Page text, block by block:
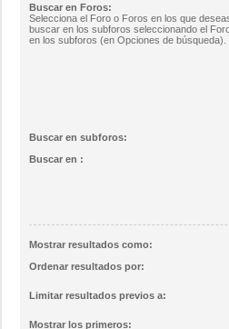
Buscar en Foros:
Selecciona el Foro o Foros en los que
buscar en los subforos seleccionando el
en los subforos (en Opciones de búsqueda).
Buscar en subforos:
Buscar en :
Mostrar resultados como:
Ordenar resultados por:
Limitar resultados previos a:
Mostrar los primeros: